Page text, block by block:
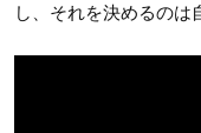
し、それを決めるのは